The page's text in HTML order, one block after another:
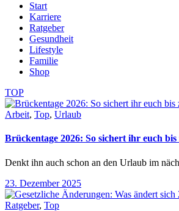
Start
Karriere
Ratgeber
Gesundheit
Lifestyle
Familie
Shop
TOP
Arbeit, Top, Urlaub
Brückentage 2026: So sichert ihr euch
Denkt ihn auch schon an den Urlaub im
23. Dezember 2025
Ratgeber, Top